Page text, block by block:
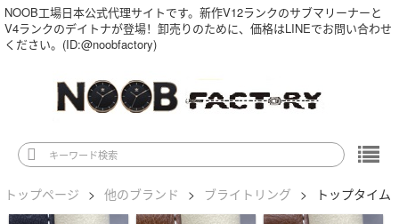
NOOB工場日本公式代理サイトです。新作V12ランクのサブマリーナーと
V4ランクのデイトナが登場！卸売りのために、価格はLINEでお問い合わせ
ください。(ID:@noobfactory)
トップページ > 他のブランド > ブライトリング > トップタイム